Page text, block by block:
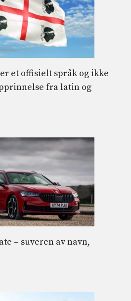
et offisielt språk og ikke
fra latin og
– suveren av navn,